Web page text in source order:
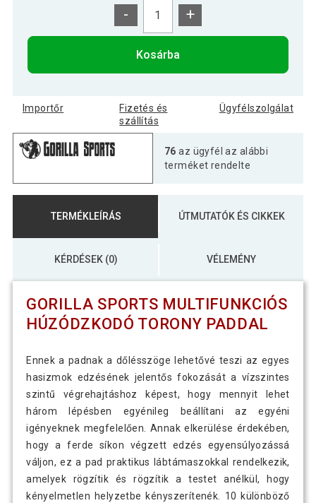
- +
Kosárba
Importőr
Fizetés és
szállítás
Ügyfélszolgálat
76 az ügyfél az alábbi
terméket rendelte
TERMÉKLEÍRÁS ÚTMUTATÓK ÉS CIKKEK
KÉRDÉSEK (0) VÉLEMÉNY
GORILLA SPORTS MULTIFUNKCIÓS
HÚZÓDZKODÓ TORONY PADDAL
Ennek a padnak a dőlésszöge lehetővé teszi az egyes
hasizmok edzésének jelentős fokozását a vízszintes
szintű végrehajtáshoz képest, hogy mennyit lehet
három lépésben egyénileg beállítani az egyéni
igényeknek megfelelően. Annak elkerülése érdekében,
hogy a ferde síkon végzett edzés egyensúlyozássá
váljon, ez a pad praktikus lábtámaszokkal rendelkezik,
amelyek rögzítik és rögzítik a testet anélkül, hogy
kényelmetlen helyzetbe kényszerítenék. 10 különböző